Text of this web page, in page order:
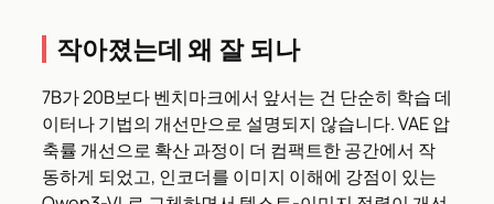
작아졌는데 왜 잘 되나
7B가 20B보다 벤치마크에서 앞서는 건 단순히 학습 데
이터나 기법의 개선만으로 설명되지 않습니다. VAE 압
축률 개선으로 확산 과정이 더 컴팩트한 공간에서 작
동하게 되었고, 인코더를 이미지 이해에 강점이 있는